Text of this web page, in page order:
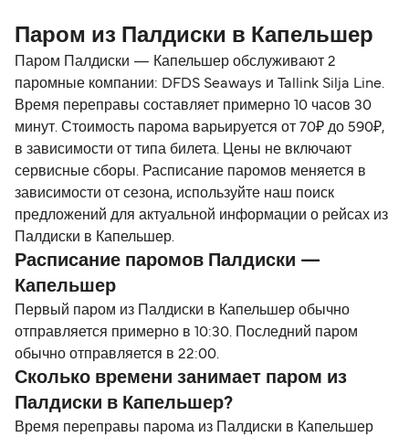
Паром из Палдиски в Капельшер
Паром Палдиски — Капельшер обслуживают 2
паромные компании: DFDS Seaways и Tallink Silja Line.
Время переправы составляет примерно 10 часов 30
минут. Стоимость парома варьируется от 70₽ до 590₽,
в зависимости от типа билета. Цены не включают
сервисные сборы. Расписание паромов меняется в
зависимости от сезона, используйте наш поиск
предложений для актуальной информации о рейсах из
Палдиски в Капельшер.
Расписание паромов Палдиски —
Капельшер
Первый паром из Палдиски в Капельшер обычно
отправляется примерно в 10:30. Последний паром
обычно отправляется в 22:00.
Сколько времени занимает паром из
Палдиски в Капельшер?
Время переправы парома из Палдиски в Капельшер